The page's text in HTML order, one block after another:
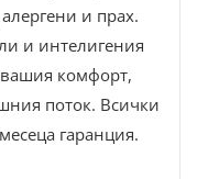
и прах.
и интелигения
вашия комфорт,
поток. Всички
гаранция.